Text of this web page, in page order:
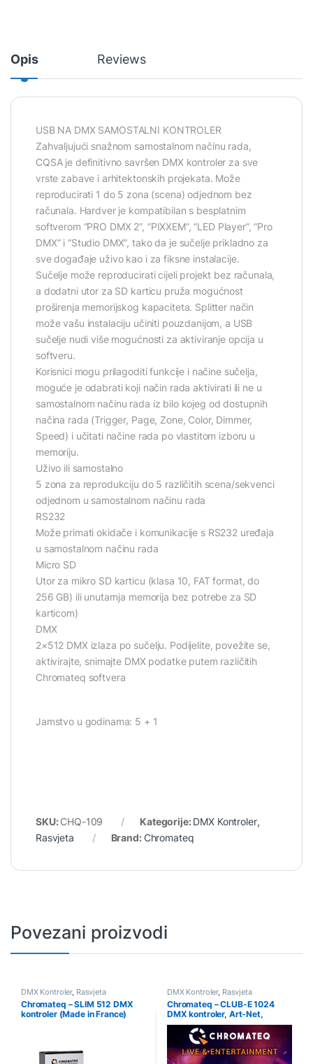
Opis Reviews
USB NA DMX SAMOSTALNI KONTROLER
Zahvaljujući snažnom samostalnom načinu rada,
CQSA je definitivno savršen DMX kontroler za sve
vrste zabave i arhitektonskih projekata. Može
reproducirati 1 do 5 zona (scena) odjednom bez
računala. Hardver je kompatibilan s besplatnim
softverom “PRO DMX 2”, “PIXXEM”, “LED Player”, “Pro
DMX” i “Studio DMX”, tako da je sučelje prikladno za
sve događaje uživo kao i za fiksne instalacije.
Sučelje može reproducirati cijeli projekt bez računala,
a dodatni utor za SD karticu pruža mogućnost
proširenja memorijskog kapaciteta. Splitter način
može vašu instalaciju učiniti pouzdanijom, a USB
sučelje nudi više mogućnosti za aktiviranje opcija u
softveru.
Korisnici mogu prilagoditi funkcije i načine sučelja,
moguće je odabrati koji način rada aktivirati ili ne u
samostalnom načinu rada iz bilo kojeg od dostupnih
načina rada (Trigger, Page, Zone, Color, Dimmer,
Speed) i učitati načine rada po vlastitom izboru u
memoriju.
Uživo ili samostalno
5 zona za reprodukciju do 5 različitih scena/sekvenci
odjednom u samostalnom načinu rada
RS232
Može primati okidače i komunikacije s RS232 uređaja
u samostalnom načinu rada
Micro SD
Utor za mikro SD karticu (klasa 10, FAT format, do
256 GB) ili unutarnja memorija bez potrebe za SD
karticom)
DMX
2×512 DMX izlaza po sučelju. Podijelite, povežite se,
aktivirajte, snimajte DMX podatke putem različitih
Chromateq softvera
Jamstvo u godinama: 5 + 1
SKU:CHQ-109 Kategorije:DMX Kontroler,
Rasvjeta
Brand:Chromateq
Povezani proizvodi
DMX Kontroler, Rasvjeta
Chromateq – SLIM 512 DMX
kontroler (Made in France)
DMX Kontroler, Rasvjeta
Chromateq – CLUB-E 1024
DMX kontroler, Art-Net,
2Univ., nadg.do 512Univ